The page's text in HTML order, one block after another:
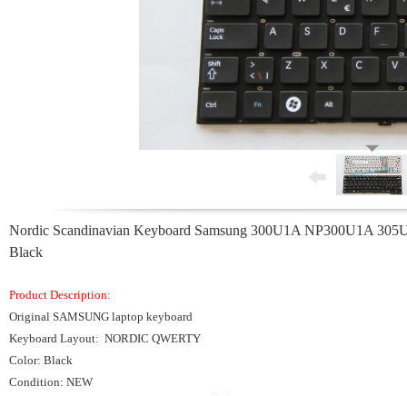
Nordic Scandinavian Keyboard Samsung 300U1A NP300U1A
Black
Product Description:
Original SAMSUNG laptop keyboard
Keyboard Layout: NORDIC QWERTY
Color: Black
Condition: NEW